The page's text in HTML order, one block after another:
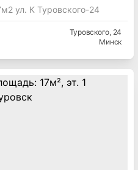
ул. К Туровского-24
Туровского, 24
Минск